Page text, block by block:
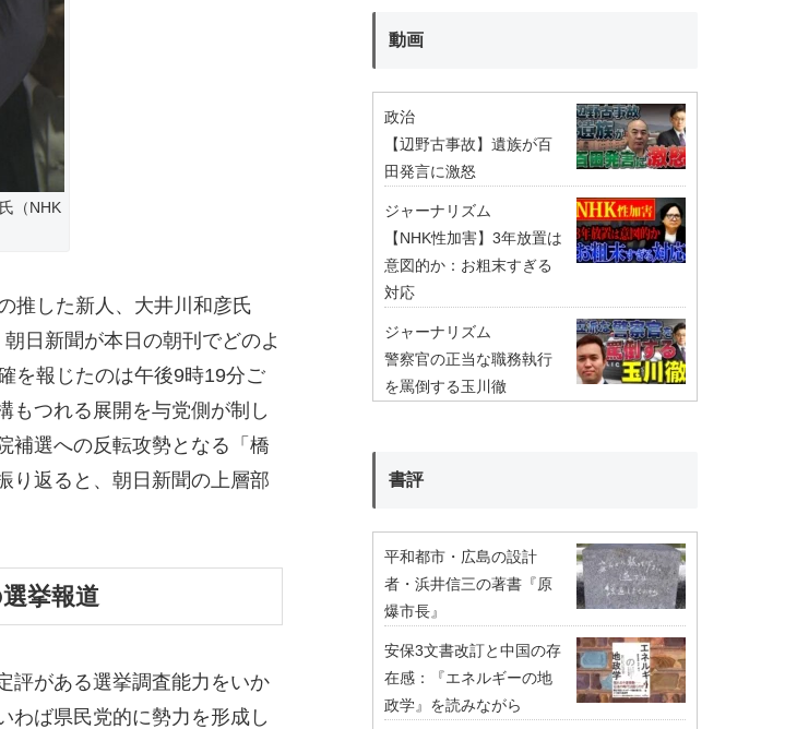
（NHK
推した新人、大井川和彦氏
日新聞が本日の朝刊でどのよ
を報じたのは午後9時19分ご
もつれる展開を与党側が制し
補選への反転攻勢となる「橋
り返ると、朝日新聞の上層部
挙報道
評がある選挙調査能力をいか
わば県民党的に勢力を形成し
動画
政治
【辺野古事故】遺族が百
田発言に激怒
ジャーナリズム
【NHK性加害】3年放置は
意図的か：お粗末すぎる
対応
ジャーナリズム
警察官の正当な職務執行
を罵倒する玉川徹
書評
平和都市・広島の設計
者・浜井信三の著書『原
爆市長』
安保3文書改訂と中国の存
在感：『エネルギーの地
政学』を読みながら